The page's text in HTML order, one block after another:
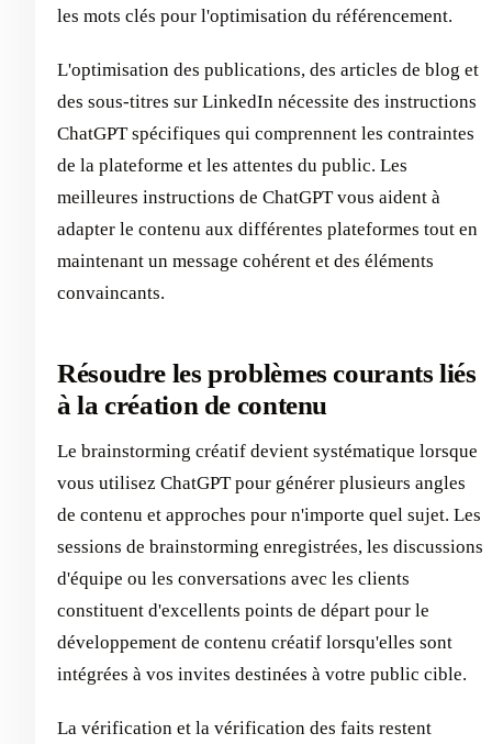
les mots clés pour l'optimisation du référencement.
L'optimisation des publications, des articles de blog et
des sous-titres sur LinkedIn nécessite des instructions
ChatGPT spécifiques qui comprennent les contraintes
de la plateforme et les attentes du public. Les
meilleures instructions de ChatGPT vous aident à
adapter le contenu aux différentes plateformes tout en
maintenant un message cohérent et des éléments
convaincants.
Résoudre les problèmes courants liés
à la création de contenu
Le brainstorming créatif devient systématique lorsque
vous utilisez ChatGPT pour générer plusieurs angles
de contenu et approches pour n'importe quel sujet. Les
sessions de brainstorming enregistrées, les discussions
d'équipe ou les conversations avec les clients
constituent d'excellents points de départ pour le
développement de contenu créatif lorsqu'elles sont
intégrées à vos invites destinées à votre public cible.
La vérification et la vérification des faits restent